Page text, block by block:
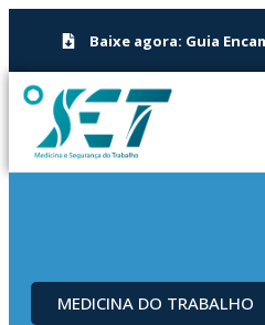
Baixe agora: Guia
MEDICINA DO TRABALHO